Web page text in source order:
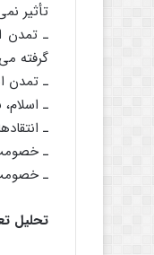
تأثیر
ـ تمدن
گرفته
ـ تمدن
ـ
ـ
ـ خصومت
ـ
تحلیل